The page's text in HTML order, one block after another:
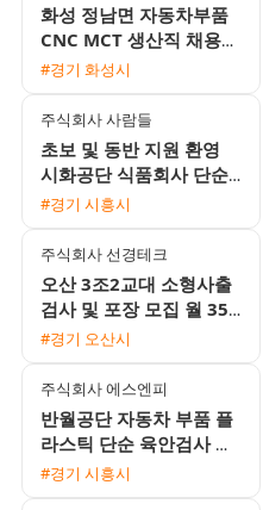
화성 정남면 자동차부품
CNC MCT 생산직 채용
(월 400만원 이상 / 기숙
#경기 화성시
주식회사 사람들
초보 및 동반 지원 환영
시화공단 식품회사 단순
생산 포장 당일 지급 가능
#경기 시흥시
주식회사 선경테크
오산 3조2교대 소형사출
검사 및 포장 모집 월 350
만에서 370만원 이상 기
행
#경기 오산시
주식회사 에스엔피
반월공단 자동차 부품 플
라스틱 단순 육안검사 및
손조립 모집 통근지원 및
#경기 시흥시